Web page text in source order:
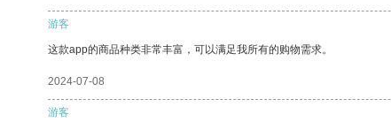
游客
这款app的商品种类非常丰富，可以满足我所有的购物需求。
2024-07-08
游客